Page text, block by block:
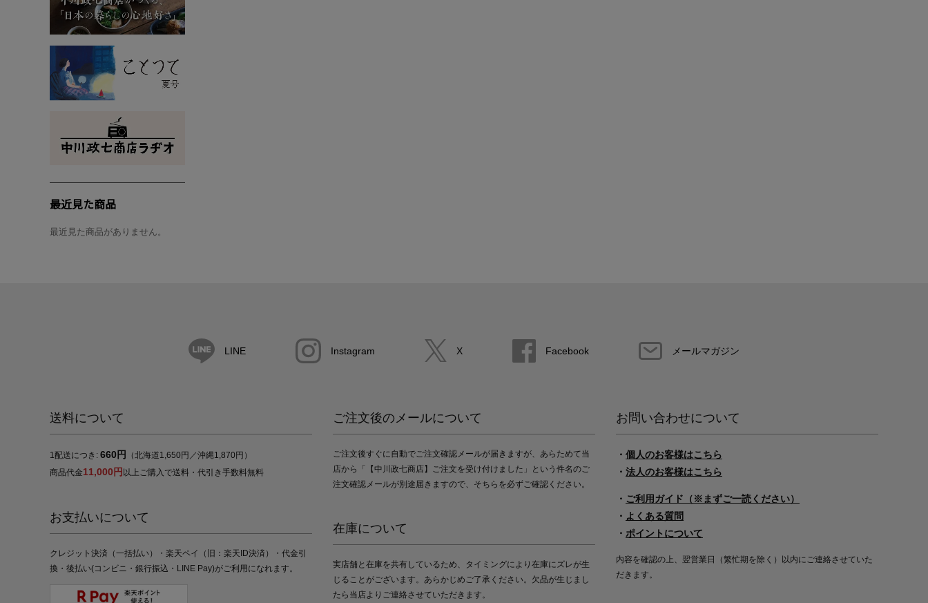
最近見た商品
最近見た商品がありません。
LINE Instagram X Facebook メールマガジン
送料について
1配送につき: 660円
（北海道1,650円／沖縄1,870円）
商品代金11,000円 以上ご購入で送料・代引き手数料無料
お支払いについて
クレジット決済（一括払い）・楽天ペイ（旧：楽天ID決済）・代金引
換・後払い(コンビニ・銀行振込・LINE Pay)がご利用になれます。
ご注文後のメールについて
ご注文後すぐに自動でご注文確認メールが届きますが、あらためて当
店から「【中川政七商店】ご注文を受け付けました」という件名のご
注文確認メールが別途届きますので、そちらを必ずご確認ください。
在庫について
実店舗と在庫を共有しているため、タイミングにより在庫にズレが生
じることがございます。あらかじめご了承ください。欠品が生じまし
たら当店よりご連絡させていただきます。
お問い合わせについて
・ 個人のお客様はこちら
・ 法人のお客様はこちら
・ ご利用ガイド（※まずご一読ください）
・ よくある質問
・ ポイントについて
内容を確認の上、翌営業日（繁忙期を除く）以内にご連絡させていた
だきます。